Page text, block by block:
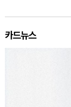
카드뉴스